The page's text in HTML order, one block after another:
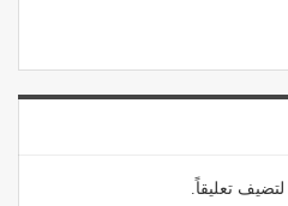
لتضيف تعليقاً.